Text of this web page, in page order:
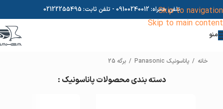
Skip to navigation
Skip to main content
تلفن همراه: 09100240012 - تلفن ثابت: 02122255495
منو
خانه / پاناسونیک Panasonic / برگه 25
دسته بندی محصولات پاناسونیک :